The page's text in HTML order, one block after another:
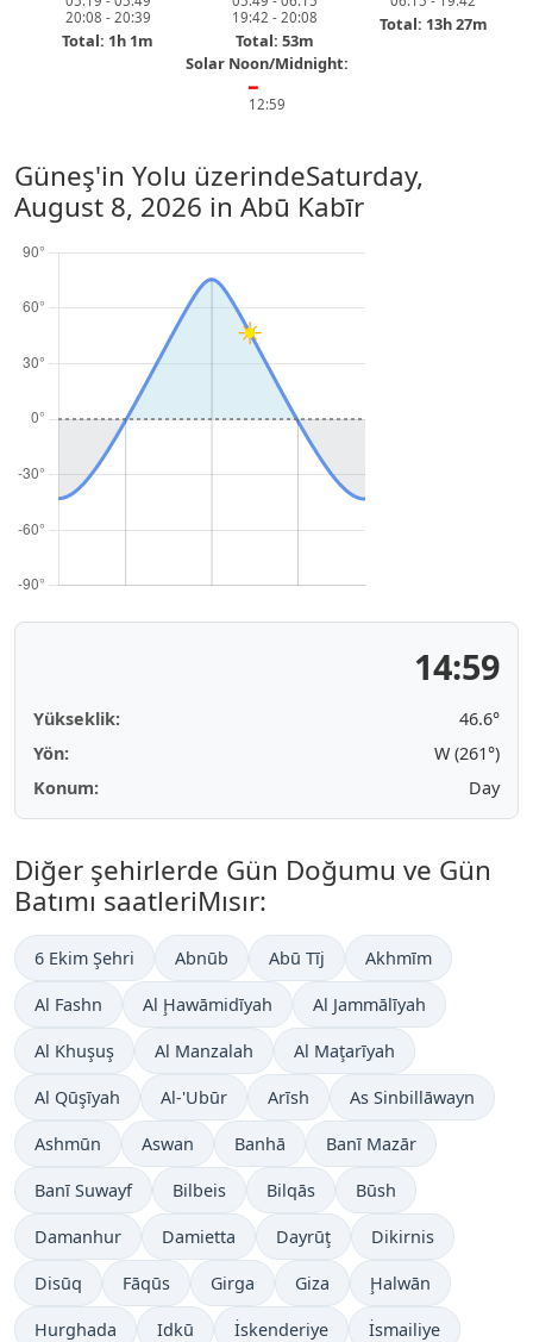
20:08 - 20:39
Total: 1h 1m
19:42 - 20:08
Total: 53m
Total: 13h 27m
Solar Noon/Midnight:
━
12:59
Güneş'in Yolu üzerindeSaturday,
August 8, 2026 in Abū Kabīr
14:59
Yükseklik:
46.6°
Yön:
W (261°)
Konum:
Day
Diğer şehirlerde Gün Doğumu ve Gün
Batımı saatleriMısır:
6 Ekim Şehri Abnūb Abū Tīj Akhmīm
Al Fashn Al Ḩawāmidīyah Al Jammālīyah
Al Khuşuş Al Manzalah Al Maţarīyah
Al Qūşīyah Al-'Ubūr Arīsh As Sinbillāwayn
Ashmūn Aswan Banhā Banī Mazār
Banī Suwayf Bilbeis Bilqās Būsh
Damanhur Damietta Dayrūţ Dikirnis
Disūq Fāqūs Girga Giza Ḩalwān
Hurghada Idkū İskenderiye İsmailiye